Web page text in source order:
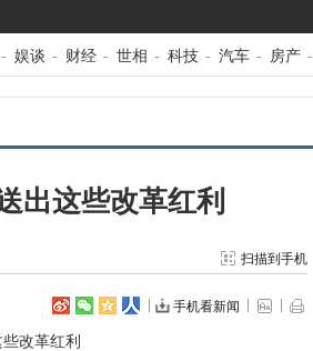
- 娱谈 - 财经 - 世相 - 科技 - 汽车 - 房产 -
出这些改革红利
扫描到手机
手机看新闻
改革红利